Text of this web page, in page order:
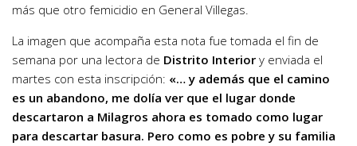
más que otro femicidio en General Villegas.
La imagen que acompaña esta nota fue tomada el fin de
semana por una lectora de Distrito Interior y enviada el
martes con esta inscripción: «… y además que el camino
es un abandono, me dolía ver que el lugar donde
descartaron a Milagros ahora es tomado como lugar
para descartar basura. Pero como es pobre y su familia